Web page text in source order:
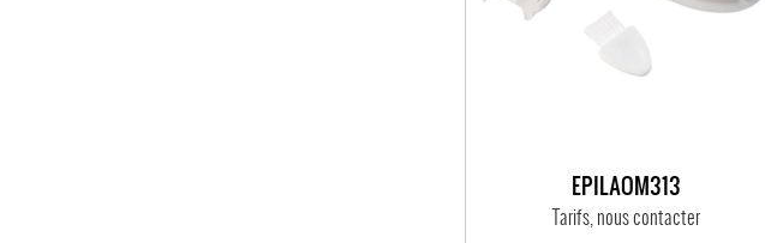
EPILAOM313
Tarifs, nous contacter